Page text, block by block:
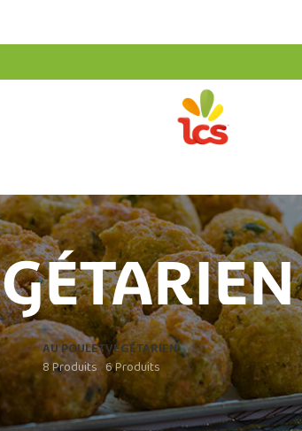
AU POULET
8 Produits
VÉGÉTARIEN
6 Produits